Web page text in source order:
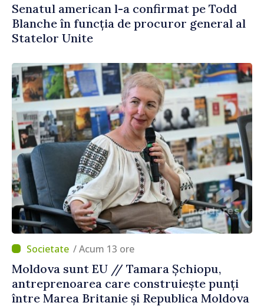
Senatul american l-a confirmat pe Todd
Blanche în funcția de procuror general al
Statelor Unite
/ Acum 13 ore
Moldova sunt EU // Tamara Șchiopu,
antreprenoarea care construiește punți
între Marea Britanie și Republica Moldova